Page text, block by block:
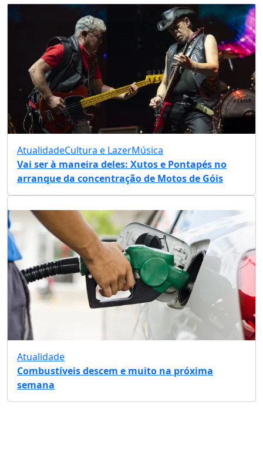
AtualidadeCultura e LazerMúsica
Vai ser à maneira deles: Xutos e Pontapés no
arranque da concentração de Motos de Góis
Atualidade
Combustíveis descem e muito na próxima
semana